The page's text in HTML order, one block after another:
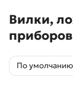
Вилки,
приборов